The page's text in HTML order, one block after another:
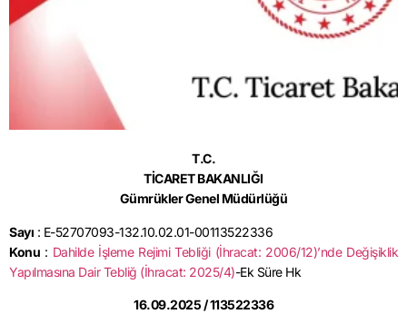
T.C.
TİCARET BAKANLIĞI
Gümrükler Genel Müdürlüğü
Sayı : E-52707093-132.10.02.01-00113522336
Konu : Dahilde İşleme Rejimi Tebliği (İhracat: 2006/12)’nde Değişiklik
Yapılmasına Dair Tebliğ (İhracat: 2025/4)-Ek Süre Hk
16.09.2025 / 113522336